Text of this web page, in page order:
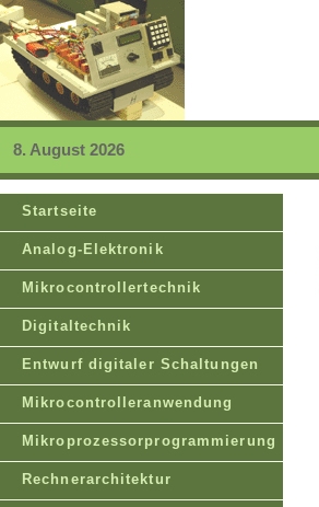
8. August 2026
Startseite
Analog-Elektronik
Mikrocontrollertechnik
Digitaltechnik
Entwurf digitaler Schaltungen
Mikrocontrolleranwendung
Mikroprozessorprogrammierung
Rechnerarchitektur